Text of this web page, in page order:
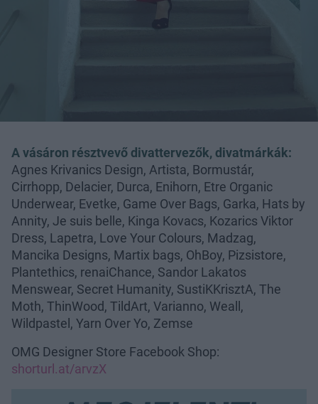
A vásáron résztvevő divattervezők, divatmárkák:
Agnes Krivanics Design, Artista, Bormustár,
Cirrhopp, Delacier, Durca, Enihorn, Etre Organic
Underwear, Evetke, Game Over Bags, Garka, Hats by
Annity, Je suis belle, Kinga Kovacs, Kozarics Viktor
Dress, Lapetra, Love Your Colours, Madzag,
Mancika Designs, Martix bags, OhBoy, Pizsistore,
Plantethics, renaiChance, Sandor Lakatos
Menswear, Secret Humanity, SustiKKrisztA, The
Moth, ThinWood, TildArt, Varianno, Weall,
Wildpastel, Yarn Over Yo, Zemse
OMG Designer Store Facebook Shop:
shorturl.at/arvzX